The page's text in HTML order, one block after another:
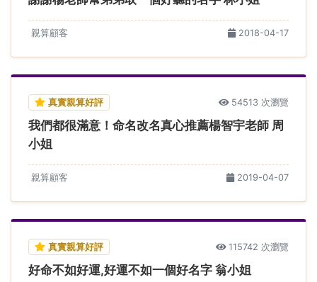
親算顧客 2018-04-17
真實親算好評 54513 次瀏覽
我們都很滿意！命名改名真心推薦楊智宇老師 周
小姐
親算顧客 2019-04-07
真實親算好評 115742 次瀏覽
好命不如好運,好運不如一個好名字 翁小姐